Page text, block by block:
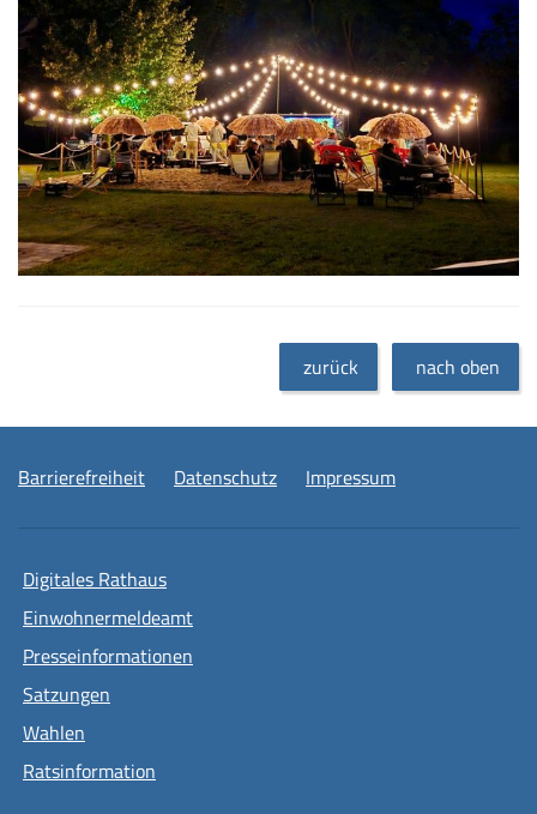
zurück nach oben
Barrierefreiheit Datenschutz Impressum
Digitales Rathaus
Einwohnermeldeamt
Presseinformationen
Satzungen
Wahlen
Ratsinformation